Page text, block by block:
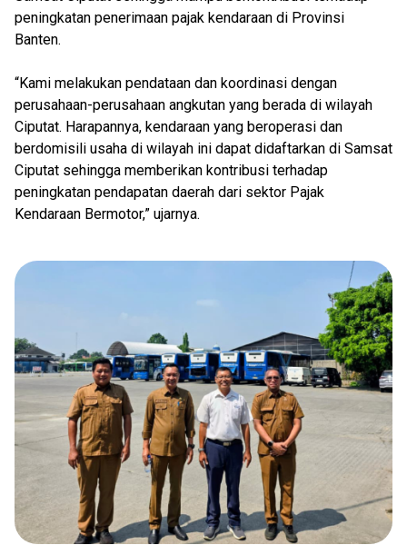
peningkatan penerimaan pajak kendaraan di Provinsi
Banten.
“Kami melakukan pendataan dan koordinasi dengan
perusahaan-perusahaan angkutan yang berada di wilayah
Ciputat. Harapannya, kendaraan yang beroperasi dan
berdomisili usaha di wilayah ini dapat didaftarkan di Samsat
Ciputat sehingga memberikan kontribusi terhadap
peningkatan pendapatan daerah dari sektor Pajak
Kendaraan Bermotor,” ujarnya.